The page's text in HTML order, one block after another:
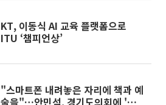
KT, 이동식 AI 교육 플랫폼으로
ITU ‘챔피언상’
"스마트폰 내려놓은 자리에 책과 예
술을"…안민석, 경기도의회에 '벽